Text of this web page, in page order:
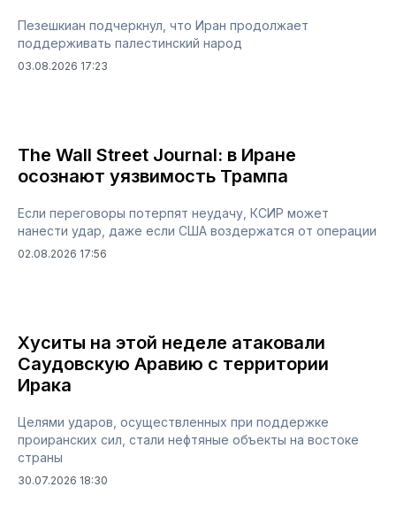
Пезешкиан подчеркнул, что Иран продолжает
поддерживать палестинский народ
03.08.2026 17:23
The Wall Street Journal: в Иране
осознают уязвимость Трампа
Если переговоры потерпят неудачу, КСИР может
нанести удар, даже если США воздержатся от операции
02.08.2026 17:56
Хуситы на этой неделе атаковали
Саудовскую Аравию с территории
Ирака
Целями ударов, осуществленных при поддержке
проиранских сил, стали нефтяные объекты на востоке
страны
30.07.2026 18:30